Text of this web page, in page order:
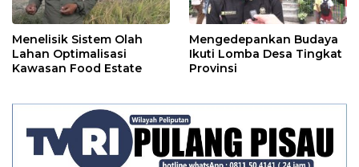
Menelisik Sistem Olah
Lahan Optimalisasi
Kawasan Food Estate
Mengedepankan Budaya
Ikuti Lomba Desa Tingkat
Provinsi